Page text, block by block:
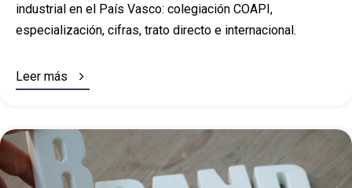
industrial en el País Vasco: colegiación COAPI,
especialización, cifras, trato directo e internacional.
Leer más 